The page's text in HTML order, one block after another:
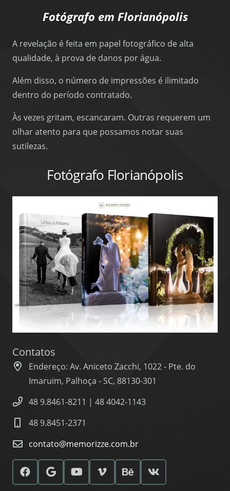
Fotógrafo em Florianópolis
A revelação é feita em papel fotográfico de alta
qualidade, à prova de danos por água.
Além disso, o número de impressões é ilimitado
dentro do período contratado.
Às vezes gritam, escancaram. Outras requerem um
olhar atento para que possamos notar suas
sutilezas.
Fotógrafo Florianópolis
Contatos
Endereço: Av. Aniceto Zacchi, 1022 - Pte. do
Imaruim, Palhoça - SC, 88130-301
48 9.8461-8211 | 48 4042-1143
48 9.8451-2371
contato@memorizze.com.br